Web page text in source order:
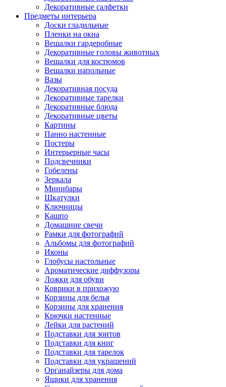
Декоративные салфетки
Предметы интерьера
Доски гладильные
Пленки на окна
Вешалки гардеробные
Декоративные головы животных
Вешалки для костюмов
Вешалки напольные
Вазы
Декоративная посуда
Декоративные тарелки
Декоративные блюда
Декоративные цветы
Картины
Панно настенные
Постеры
Интерьерные часы
Подсвечники
Гобелены
Зеркала
Минибары
Шкатулки
Ключницы
Кашпо
Домашние свечи
Рамки для фотографий
Альбомы для фотографий
Иконы
Глобусы настольные
Ароматические диффузоры
Ложки для обуви
Коврики в прихожую
Корзины для белья
Корзины для хранения
Крючки настенные
Лейки для растений
Подставки для зонтов
Подставки для книг
Подставки для тарелок
Подставки для украшений
Органайзеры для дома
Ящики для хранения